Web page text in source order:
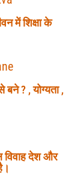
में शिक्षा के
? , योग्यता ,
विवाह देश और